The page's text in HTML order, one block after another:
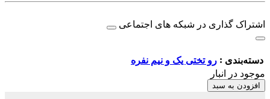
اشتراک گذاری در شبکه های اجتماعی
دسته‌بندی : رو تختی یک و نیم نفره
موجود در انبار
افزودن به سبد